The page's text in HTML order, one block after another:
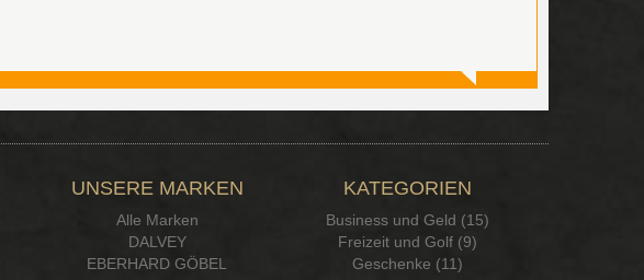
UNSERE MARKEN
Alle Marken
DALVEY
EBERHARD GÖBEL
KATEGORIEN
Business und Geld (15)
Freizeit und Golf (9)
Geschenke (11)